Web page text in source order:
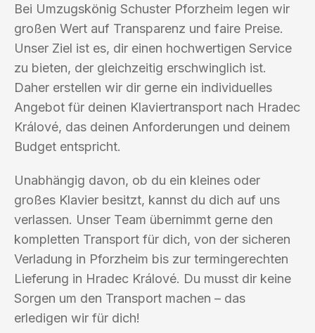
Bei Umzugskönig Schuster Pforzheim legen wir
großen Wert auf Transparenz und faire Preise.
Unser Ziel ist es, dir einen hochwertigen Service
zu bieten, der gleichzeitig erschwinglich ist.
Daher erstellen wir dir gerne ein individuelles
Angebot für deinen Klaviertransport nach Hradec
Králové, das deinen Anforderungen und deinem
Budget entspricht.
Unabhängig davon, ob du ein kleines oder
großes Klavier besitzt, kannst du dich auf uns
verlassen. Unser Team übernimmt gerne den
kompletten Transport für dich, von der sicheren
Verladung in Pforzheim bis zur termingerechten
Lieferung in Hradec Králové. Du musst dir keine
Sorgen um den Transport machen – das
erledigen wir für dich!